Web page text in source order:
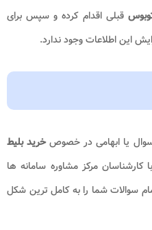
قبلی اقدام کرده و سپس برای
این اطلاعات وجود ندارد.
سوال یا ابهامی در خصوص خرید بلیط
کارشناسان مرکز مشاوره سامانه ها
سوالات شما را به کامل ترین شکل